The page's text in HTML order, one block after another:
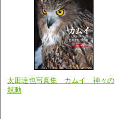
太田達也写真集 カムイ 神々の
鼓動